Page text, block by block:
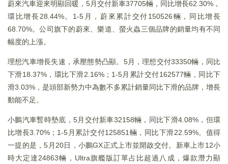
蔚來汽車迎來明顯回暖，5月交付新車37705輛，同比增長62.30%，
環比增長28.44%。1-5月，蔚來累計交付150526輛，同比增長
68.70%。公司旗下的蔚來、樂道、螢火蟲三個品牌的銷量均有不同
幅度的上漲。
理想汽車增長失速，承壓態勢凸顯。5月，理想交付33350輛，同比
下滑18.37%，環比下滑2.16%；1-5月累計交付162577輛，同比下
滑3.03%，是頭部新勢力中為數不多累計銷量同比下滑的品牌，增長
動能不足。
小鵬汽車暫時墊底，5月交付新車32158輛，同比下滑4.08%，但環
比增長3.70%；1-5月累計交付125851輛，同比下滑22.59%。值得
一提的是，5月20日，小鵬GX正式上市並開啟交付。新車上市12小
時大定達24863輛，Ultra旗艦版訂單占比超過八成，爆款潛力顯